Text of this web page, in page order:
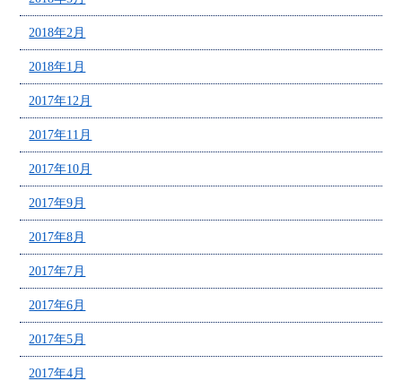
2018年2月
2018年1月
2017年12月
2017年11月
2017年10月
2017年9月
2017年8月
2017年7月
2017年6月
2017年5月
2017年4月